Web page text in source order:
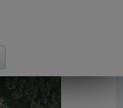
2026)